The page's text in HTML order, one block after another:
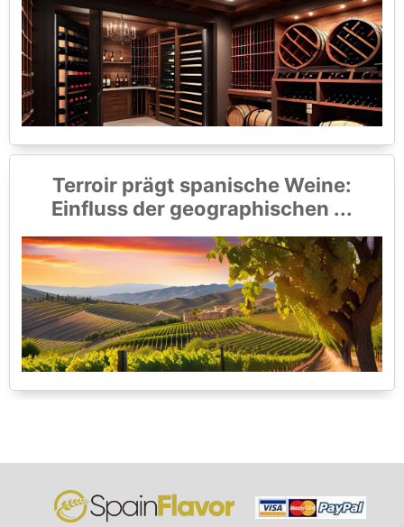
Terroir prägt spanische Weine:
Einfluss der geographischen ...